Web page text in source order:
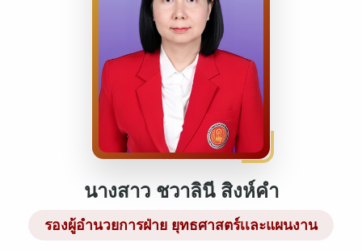
นางสาว ชวาลินี สิงห์คำ
รองผู้อำนวยการฝ่าย ยุทธศาสตร์เเละแผนงาน